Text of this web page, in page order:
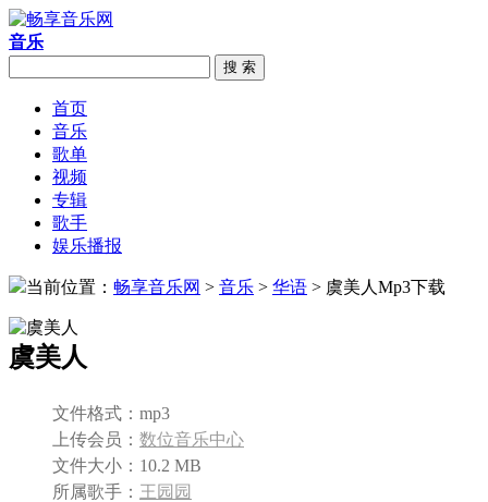
音乐
搜 索
首页
音乐
歌单
视频
专辑
歌手
娱乐播报
当前位置： 畅享音乐网 > 音乐 > 华语 > 虞美人Mp3下载
虞美人
文件格式： mp3
上传会员： 数位音乐中心
文件大小： 10.2 MB
所属歌手： 王园园